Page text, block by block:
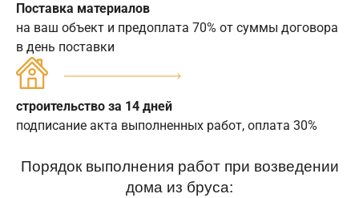
Поставка материалов
на ваш объект и предоплата 70% от суммы договора
в день поставки
строительство за 14 дней
подписание акта выполненных работ, оплата 30%
Порядок выполнения работ при возведении
дома из бруса: